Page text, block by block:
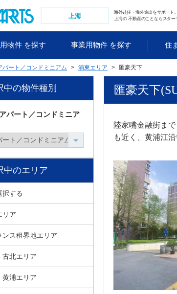
上海
海外赴任・海外進出をサポート。
上海の 不動産のことならスター
物件 を探す 事業用物件 を探す 住
パート／コンドミニアム 浦東エリア 匯豪天下
中の物件種別
パート／コンドミニア
中のエリア
択する
リア
ンス租界地エリア
古北エリア
黄浦エリア
匯豪天下
陸家嘴金融街ま
も近く、黄浦江